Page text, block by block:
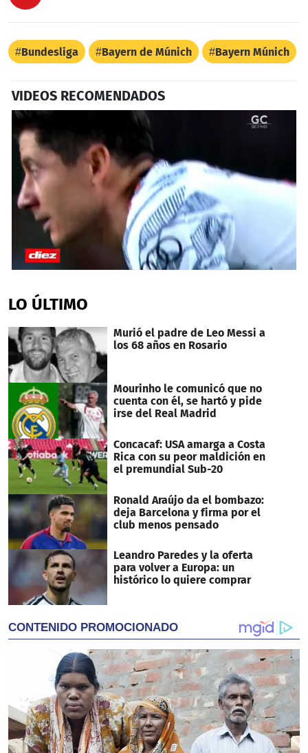
Bundesliga Bayern de Múnich Bayern Múnich
VIDEOS RECOMENDADOS
of
1
1
second
LO ÚLTIMO
Murió el padre de Leo Messi a
los 68 años en Rosario
Mourinho le comunicó que no
cuenta con él, se hartó y pide
irse del Real Madrid
Concacaf: USA amarga a Costa
Rica con su peor maldición en
el premundial Sub-20
Ronald Araújo da el bombazo:
deja Barcelona y firma por el
club menos pensado
Leandro Paredes y la oferta
para volver a Europa: un
histórico lo quiere comprar